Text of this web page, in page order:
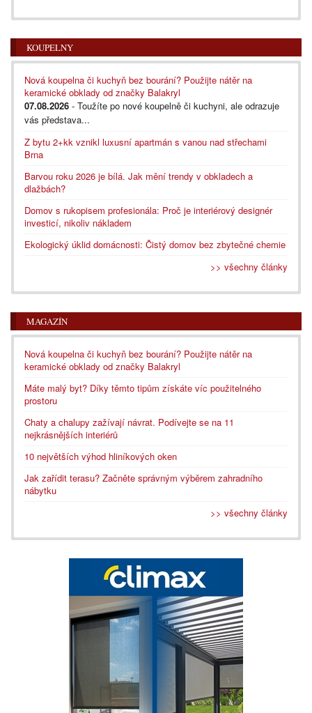
KOUPELNY
Nová koupelna či kuchyň bez bourání? Použijte nátěr na
keramické obklady od značky Balakryl
07.08.2026 - Toužíte po nové koupelně či kuchyni, ale odrazuje
vás představa...
Z bytu 2+kk vznikl luxusní apartmán s vanou nad střechami
Brna
Barvou roku 2026 je bílá. Jak mění trendy v obkladech a
dlažbách?
Domov s rukopisem profesionála: Proč je interiérový designér
investicí, nikoliv nákladem
Ekologický úklid domácnosti: Čistý domov bez zbytečné chemie
>> všechny články
MAGAZÍN
Nová koupelna či kuchyň bez bourání? Použijte nátěr na
keramické obklady od značky Balakryl
Máte malý byt? Díky těmto tipům získáte víc použitelného
prostoru
Chaty a chalupy zažívají návrat. Podívejte se na 11
nejkrásnějších interiérů
10 největších výhod hliníkových oken
Jak zařídit terasu? Začněte správným výběrem zahradního
nábytku
>> všechny články